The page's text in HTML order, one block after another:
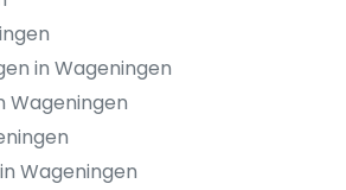
in Wageningen
Wageningen
Wageningen